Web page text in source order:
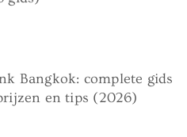
Bangkok: complete gids
en tips (2026)